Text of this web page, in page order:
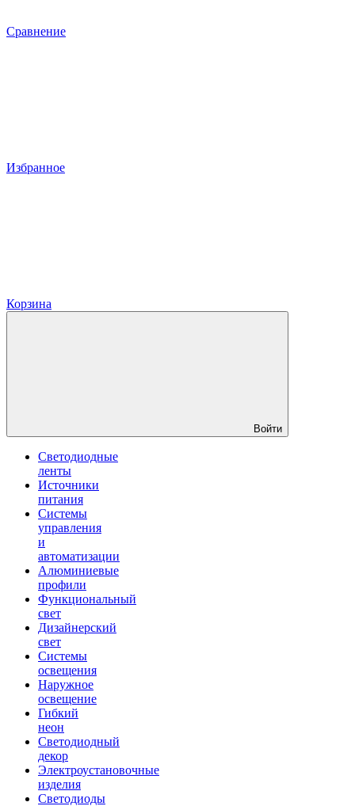
Сравнение
Избранное
Корзина
Войти
Светодиодные
ленты
Источники
питания
Системы
управления
и
автоматизации
Алюминиевые
профили
Функциональный
свет
Дизайнерский
свет
Системы
освещения
Наружное
освещение
Гибкий
неон
Светодиодный
декор
Электроустановочные
изделия
Светодиоды